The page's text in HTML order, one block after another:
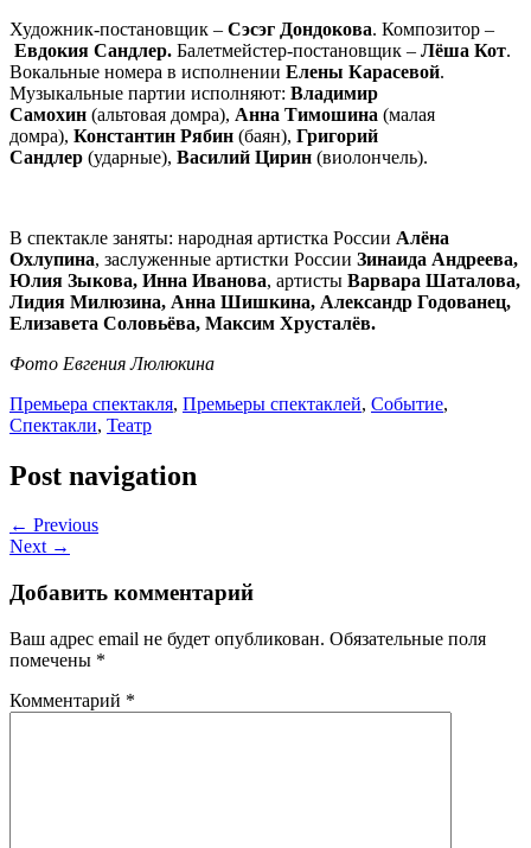
Художник-постановщик – Сэсэг Дондокова. Композитор –
Евдокия Сандлер. Балетмейстер-постановщик – Лёша Кот.
Вокальные номера в исполнении Елены Карасевой.
Музыкальные партии исполняют: Владимир
Самохин (альтовая домра), Анна Тимошина (малая
домра), Константин Рябин (баян), Григорий
Сандлер (ударные), Василий Цирин (виолончель).
В спектакле заняты: народная артистка России Алёна
Охлупина, заслуженные артистки России Зинаида Андреева,
Юлия Зыкова, Инна Иванова, артисты Варвара Шаталова,
Лидия Милюзина, Анна Шишкина, Александр Годованец,
Елизавета Соловьёва, Максим Хрусталёв.
Фото Евгения Люлюкина
Премьера спектакля, Премьеры спектаклей, Событие,
Спектакли, Театр
Post navigation
← Previous
Next →
Добавить комментарий
Ваш адрес email не будет опубликован. Обязательные поля
помечены *
Комментарий *